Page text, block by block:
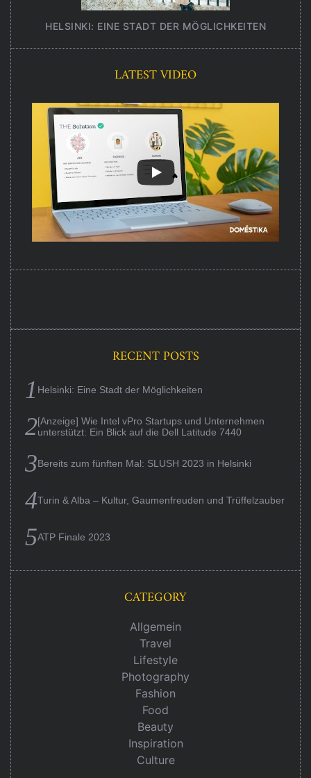
HELSINKI: EINE STADT DER MÖGLICHKEITEN
LATEST VIDEO
RECENT POSTS
Helsinki: Eine Stadt der Möglichkeiten
[Anzeige] Wie Intel vPro Startups und Unternehmen
unterstützt: Ein Blick auf die Dell Latitude 7440
Bereits zum fünften Mal: SLUSH 2023 in Helsinki
Turin & Alba – Kultur, Gaumenfreuden und Trüffelzauber
ATP Finale 2023
CATEGORY
Allgemein
Travel
Lifestyle
Photography
Fashion
Food
Beauty
Inspiration
Culture